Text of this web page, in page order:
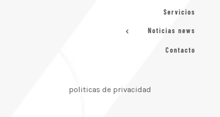
Servicios
Noticias news
Contacto
politicas de privacidad